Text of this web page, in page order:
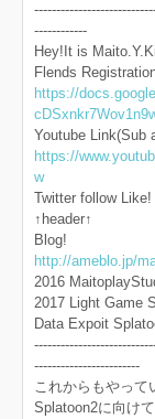
------------
Hey!It is
Flends
https://
Youtube Link(Sub
https://
w
Twitter follow Like!
↑header↑
Blog!
http://ameblo.jp/
2016
2017 Light Game
Data Expoit
------------------------
これからもやって
Splatoon2に向け